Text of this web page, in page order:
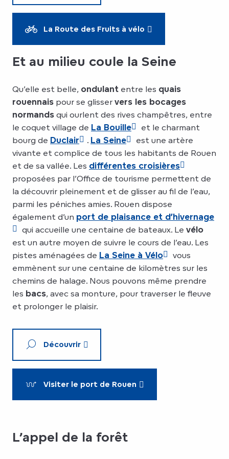
La Route des Fruits à vélo
Et au milieu coule la Seine
Qu’elle est belle, ondulant entre les quais
rouennais pour se glisser vers les bocages
normands qui ourlent des rives champêtres, entre
le coquet village de La Bouille
et le charmant
bourg de Duclair . La Seine
est une artère
vivante et complice de tous les habitants de Rouen
et de sa vallée. Les différentes croisières
proposées par l’Office de tourisme permettent de
la découvrir pleinement et de glisser au fil de l’eau,
parmi les péniches amies. Rouen dispose
également d’un port de plaisance et d’hivernage
qui accueille une centaine de bateaux. Le vélo
est un autre moyen de suivre le cours de l’eau. Les
pistes aménagées de La Seine à Vélo
vous
emmènent sur une centaine de kilomètres sur les
chemins de halage. Nous pouvons même prendre
les bacs, avec sa monture, pour traverser le fleuve
et prolonger le plaisir.
Découvrir
Visiter le port de Rouen
L’appel de la forêt